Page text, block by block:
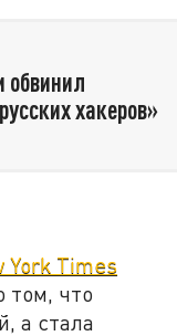
обвинил
хакеров»
York Times
том, что
а стала